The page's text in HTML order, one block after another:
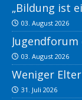
„Bildung ist
03. August 2026
03. August 2026
Weniger
31. Juli 2026